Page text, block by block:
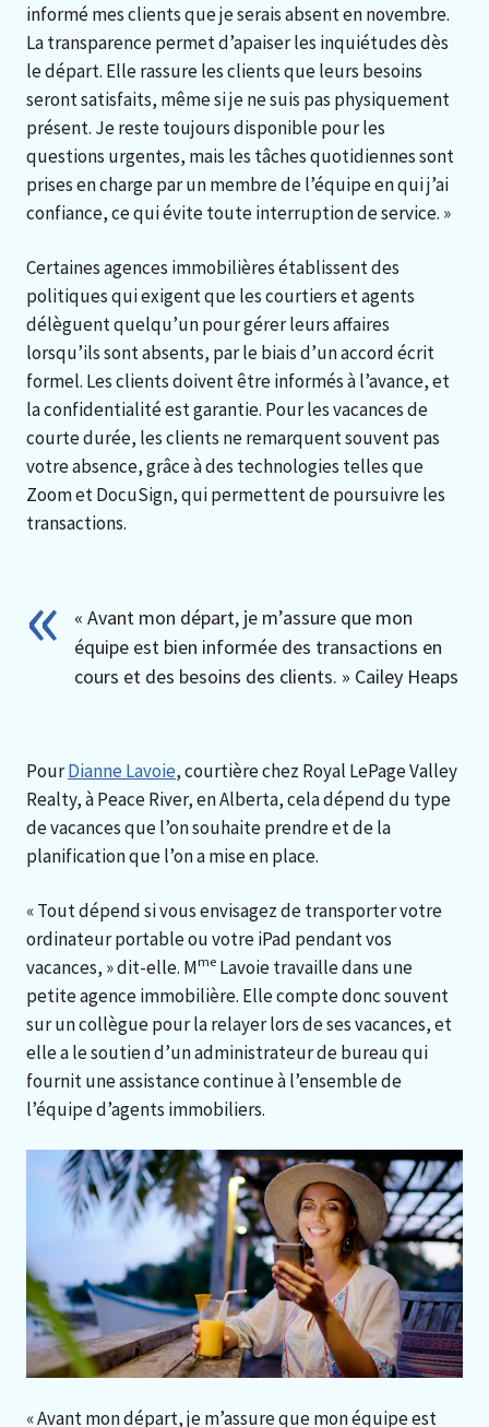
informé mes clients que je serais absent en novembre.
La transparence permet d’apaiser les inquiétudes dès
le départ. Elle rassure les clients que leurs besoins
seront satisfaits, même si je ne suis pas physiquement
présent. Je reste toujours disponible pour les
questions urgentes, mais les tâches quotidiennes sont
prises en charge par un membre de l’équipe en qui j’ai
confiance, ce qui évite toute interruption de service. »
Certaines agences immobilières établissent des
politiques qui exigent que les courtiers et agents
délèguent quelqu’un pour gérer leurs affaires
lorsqu’ils sont absents, par le biais d’un accord écrit
formel. Les clients doivent être informés à l’avance, et
la confidentialité est garantie. Pour les vacances de
courte durée, les clients ne remarquent souvent pas
votre absence, grâce à des technologies telles que
Zoom et DocuSign, qui permettent de poursuivre les
transactions.
« Avant mon départ, je m’assure que mon
équipe est bien informée des transactions en
cours et des besoins des clients. » Cailey Heaps
PourDianne Lavoie, courtière chez Royal LePage Valley
Realty, à Peace River, en Alberta, cela dépend du type
de vacances que l’on souhaite prendre et de la
planification que l’on a mise en place.
« Tout dépend si vous envisagez de transporter votre
ordinateur portable ou votre iPad pendant vos
vacances, » dit-elle. Mme Lavoie travaille dans une
petite agence immobilière. Elle compte donc souvent
sur un collègue pour la relayer lors de ses vacances, et
elle a le soutien d’un administrateur de bureau qui
fournit une assistance continue à l’ensemble de
l’équipe d’agents immobiliers.
« Avant mon départ, je m’assure que mon équipe est